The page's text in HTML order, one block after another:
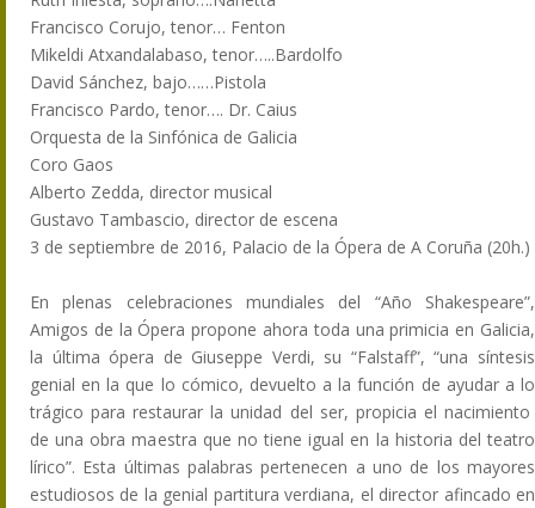
Francisco Corujo, tenor… Fenton
Mikeldi Atxandalabaso, tenor…..Bardolfo
David Sánchez, bajo……Pistola
Francisco Pardo, tenor…. Dr. Caius
Orquesta de la Sinfónica de Galicia
Coro Gaos
Alberto Zedda, director musical
Gustavo Tambascio, director de escena
3 de septiembre de 2016, Palacio de la Ópera de A Coruña (20h.)
En plenas celebraciones mundiales del “Año Shakespeare”,
Amigos de la Ópera propone ahora toda una primicia en Galicia,
la última ópera de Giuseppe Verdi, su “Falstaff”, “una síntesis
genial en la que lo cómico, devuelto a la función de ayudar a lo
trágico para restaurar la unidad del ser, propicia el nacimiento
de una obra maestra que no tiene igual en la historia del teatro
lírico”. Esta últimas palabras pertenecen a uno de los mayores
estudiosos de la genial partitura verdiana, el director afincado en